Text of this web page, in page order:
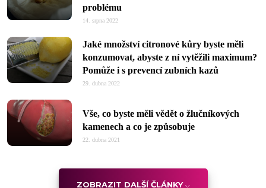
problému
14. srpna 2022
Jaké množství citronové kůry byste měli
konzumovat, abyste z ní vytěžili maximum?
Pomůže i s prevencí zubních kazů
29. dubna 2022
Vše, co byste měli vědět o žlučníkových
kamenech a co je způsobuje
22. dubna 2021
ZOBRAZIT DALŠÍ ČLÁNKY